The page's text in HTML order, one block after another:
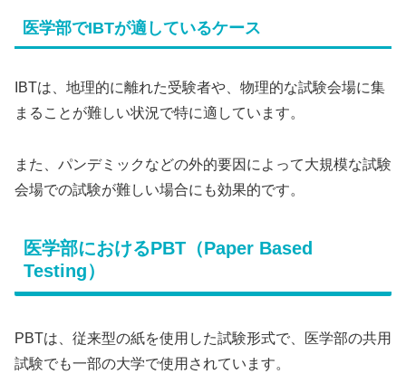
医学部でIBTが適しているケース
IBTは、地理的に離れた受験者や、物理的な試験会場に集
まることが難しい状況で特に適しています。
また、パンデミックなどの外的要因によって大規模な試験
会場での試験が難しい場合にも効果的です。
医学部におけるPBT（Paper Based
Testing）
PBTは、従来型の紙を使用した試験形式で、医学部の共用
試験でも一部の大学で使用されています。